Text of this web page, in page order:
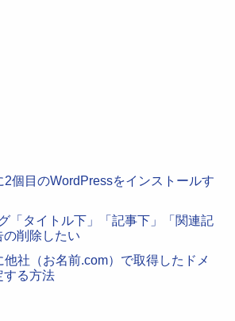
2個目のWordPressをインストールす
「タイトル下」「記事下」「関連記
の削除したい
他社（お名前.com）で取得したドメ
する方法